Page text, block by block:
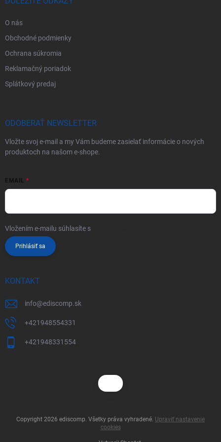
O nás
Obchodné podmienky
Ochrana súkromia
Reklamačný poriadok
Splátkový predaj
ODOBERAŤ NEWSLETTER
Vložte svoj e-mail a my Vám budeme zasielať informácie o nových
produktoch na našom e-shope.
EMAIL
Vložením e-mailu súhlasíte s
Prihlásiť sa
KONTAKT
info@ediscomp.sk
+421948554331
+421948331554
Copyright 2026 ediscomp. Všetky práva vyhradené. Upraviť nastavenie
cookies